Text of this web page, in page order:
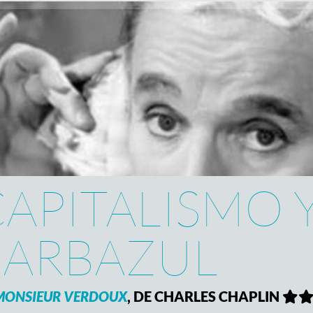
VERDOUX, DE CHARLES CHAPLIN